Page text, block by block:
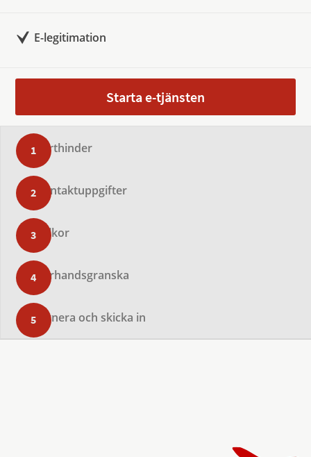
E-legitimation
Starta e-tjänsten
Farthinder
Kontaktuppgifter
Villkor
Förhandsgranska
Signera och skicka in